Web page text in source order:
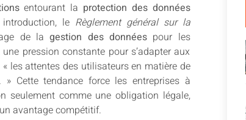
entourant la protection des données
le Règlement général sur la
de lagestion des donnéespour les
pression constante pour s’adapter aux
les attentes des utilisateurs en matière de
Cette tendance force les entreprises à
seulement comme une obligation légale,
avantage compétitif.